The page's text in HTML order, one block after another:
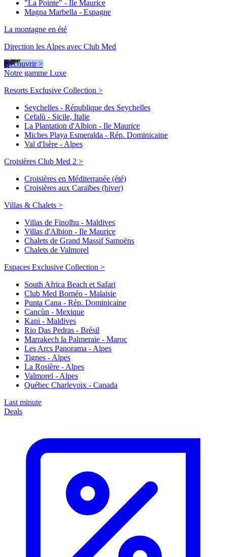
"La Pointe" - Ile Maurice
Magna Marbella - Espagne
La montagne en été
Direction les Alpes avec Club Med
Découvrir >
Notre gamme Luxe
Resorts Exclusive Collection >
Seychelles - République des Seychelles
Cefalù - Sicile, Italie
La Plantation d'Albion - Ile Maurice
Miches Playa Esmeralda - Rép. Dominicaine
Val d'Isère - Alpes
Croisières Club Med 2 >
Croisières en Méditerranée (été)
Croisières aux Caraïbes (hiver)
Villas & Chalets >
Villas de Finolhu - Maldives
Villas d'Albion - Ile Maurice
Chalets de Grand Massif Samoëns
Chalets de Valmorel
Espaces Exclusive Collection >
South Africa Beach et Safari
Club Med Bornéo - Malaisie
Punta Cana - Rép. Dominicaine
Cancùn - Mexique
Kani - Maldives
Rio Das Pedras - Brésil
Marrakech la Palmeraie - Maroc
Les Arcs Panorama - Alpes
Tignes - Alpes
La Rosière - Alpes
Valmorel - Alpes
Québec Charlevoix - Canada
Last minute
Deals